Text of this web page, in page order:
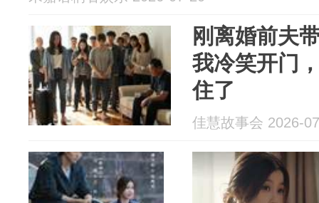
刚离婚前夫
我冷笑开门
住了
佳慧故事会 2026-